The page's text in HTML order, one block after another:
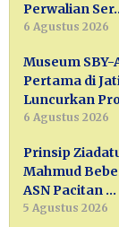
Perwalian
6 Agustus 2026
Museum SBY-
Pertama di
Luncurkan
6 Agustus 2026
Prinsip
Mahmud
ASN Pacitan …
5 Agustus 2026